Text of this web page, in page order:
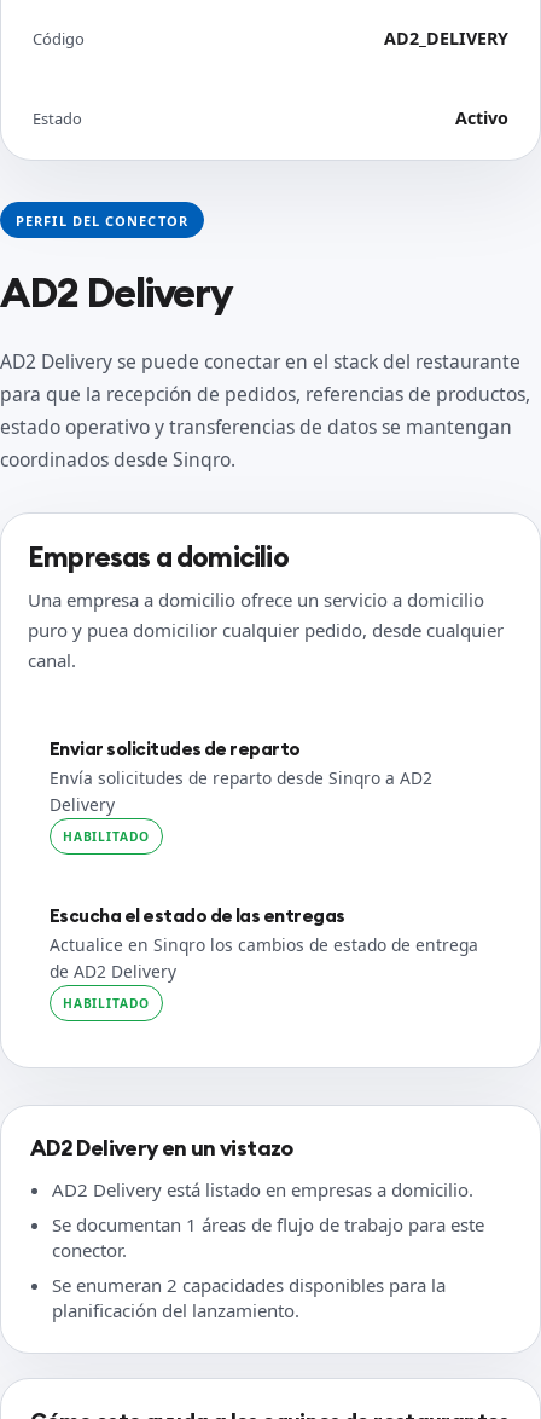
PERFIL DEL CONECTOR
AD2 Delivery
AD2 Delivery se puede conectar en el stack del restaurante
para que la recepción de pedidos, referencias de productos,
estado operativo y transferencias de datos se mantengan
coordinados desde Sinqro.
Empresas a domicilio
Una empresa a domicilio ofrece un servicio a domicilio
puro y puea domicilior cualquier pedido, desde cualquier
canal.
Enviar solicitudes de reparto
Envía solicitudes de reparto desde Sinqro a AD2
Delivery
HABILITADO
Escucha el estado de las entregas
Actualice en Sinqro los cambios de estado de entrega
de AD2 Delivery
HABILITADO
AD2 Delivery en un vistazo
AD2 Delivery está listado en empresas a domicilio.
Se documentan 1 áreas de flujo de trabajo para este
conector.
Se enumeran 2 capacidades disponibles para la
planificación del lanzamiento.
Código AD2_DELIVERY
Estado Activo